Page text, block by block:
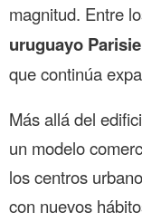
magnitud. Entre
uruguayo
que continúa
Más allá del
un modelo
los centros
con nuevos